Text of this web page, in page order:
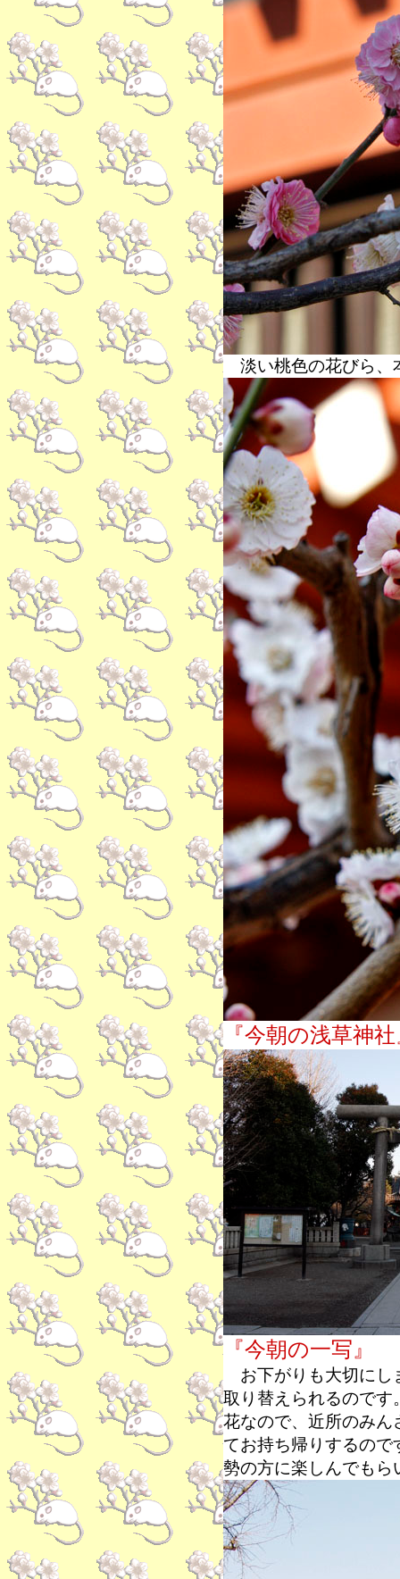
淡い桃色の花びら、
『今朝の浅草神社
『今朝の一写』
お下がりも大切にし
取り替えられるのです
花なので、近所のみん
てお持ち帰りするので
勢の方に楽しんでもら